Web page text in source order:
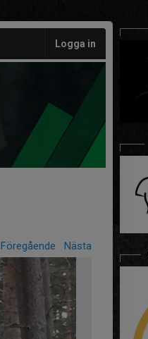
Logga in
Föregående Nästa